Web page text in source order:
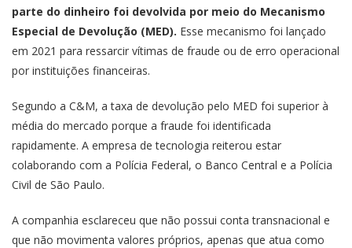
parte do dinheiro foi devolvida por meio do Mecanismo
Especial de Devolução (MED). Esse mecanismo foi lançado
em 2021 para ressarcir vítimas de fraude ou de erro operacional
por instituições financeiras.
Segundo a C&M, a taxa de devolução pelo MED foi superior à
média do mercado porque a fraude foi identificada
rapidamente. A empresa de tecnologia reiterou estar
colaborando com a Polícia Federal, o Banco Central e a Polícia
Civil de São Paulo.
A companhia esclareceu que não possui conta transnacional e
que não movimenta valores próprios, apenas que atua como